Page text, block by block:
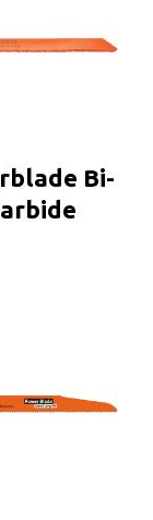
Bi-